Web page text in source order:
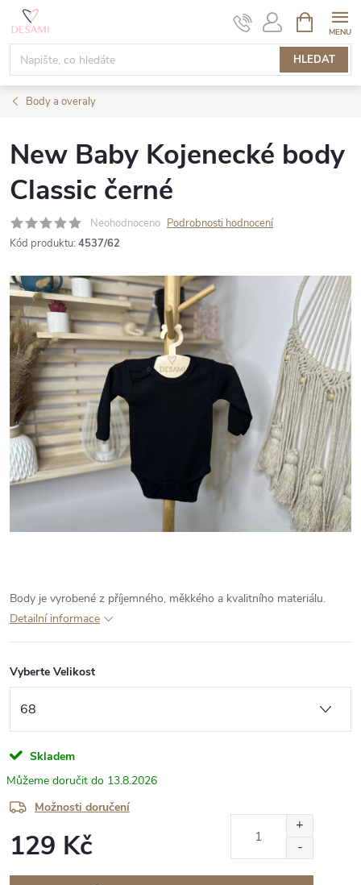
Přejít
obsah
HLEDAT
NÁKUPNÍ
KOŠÍK
Body a overaly
New Baby Kojenecké body
Classic černé
Neohodnoceno Podrobnosti hodnocení
Kód produktu: 4537/62
Body je vyrobené z příjemného, měkkého a kvalitního materiálu.
Detailní informace
Vyberte Velikost
Skladem
13.8.2026
Možnosti doručení
129 Kč